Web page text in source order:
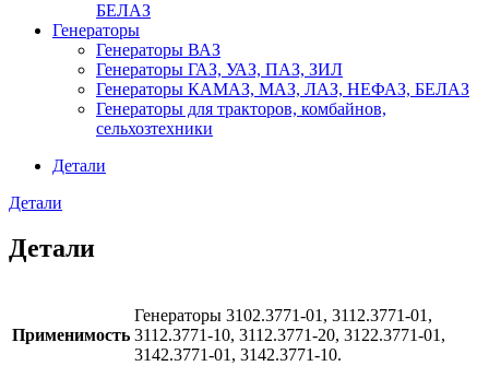
БЕЛАЗ
Генераторы
Генераторы ВАЗ
Генераторы ГАЗ, УАЗ, ПАЗ, ЗИЛ
Генераторы КАМАЗ, МАЗ, ЛАЗ, НЕФАЗ, БЕЛАЗ
Генераторы для тракторов, комбайнов,
сельхозтехники
Детали
Детали
Детали
Применимость
Генераторы 3102.3771-01, 3112.3771-01,
3112.3771-10, 3112.3771-20, 3122.3771-01,
3142.3771-01, 3142.3771-10.